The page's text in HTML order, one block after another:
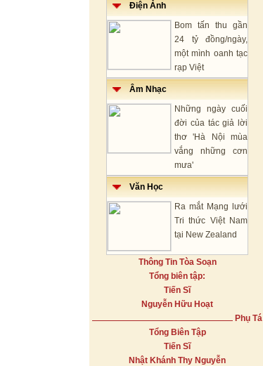
Điện Ảnh
Bom tấn thu gần
24 tỷ đồng/ngày,
một mình oanh tạc
rạp Việt
Âm Nhạc
Những ngày cuối
đời của tác giả lời
thơ 'Hà Nội mùa
vắng những cơn
mưa'
Văn Học
Ra mắt Mạng lưới
Tri thức Việt Nam
tại New Zealand
Thông Tin Tòa Soạn
Tổng biên tập:
Tiến Sĩ
Nguyễn Hữu Hoạt
Phụ Tá
Tổng Biên Tập
Tiến Sĩ
Nhật Khánh Thy Nguyễn